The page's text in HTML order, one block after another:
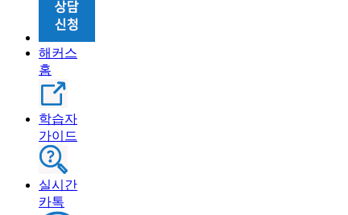
해커스
홈
학습자
가이드
실시간
카톡